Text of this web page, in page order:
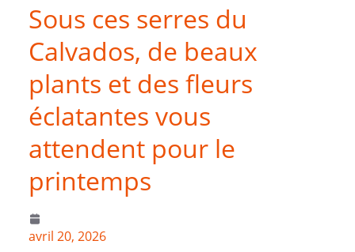
Sous ces serres du
Calvados, de beaux
plants et des fleurs
éclatantes vous
attendent pour le
printemps
avril 20, 2026